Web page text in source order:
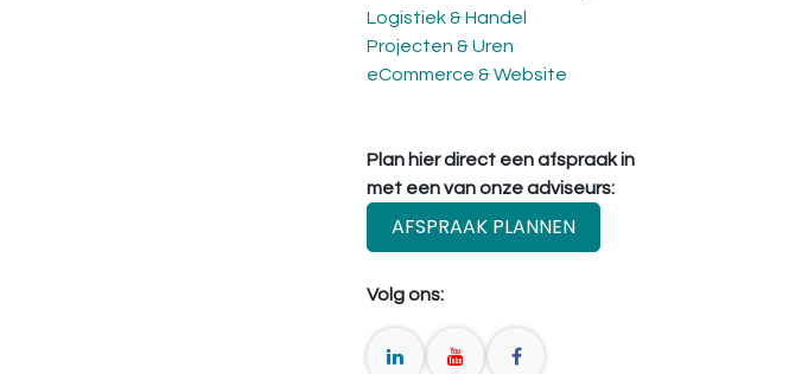
Logistiek & Handel
Projecten & Uren
eCommerce & Website
Plan hier direct een afspraak in
met een van onze adviseurs:
AFSPRAAK PLANNEN
Volg ons: